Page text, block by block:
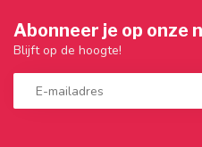
Abonneer je op onze
Blijft op de hoogte!